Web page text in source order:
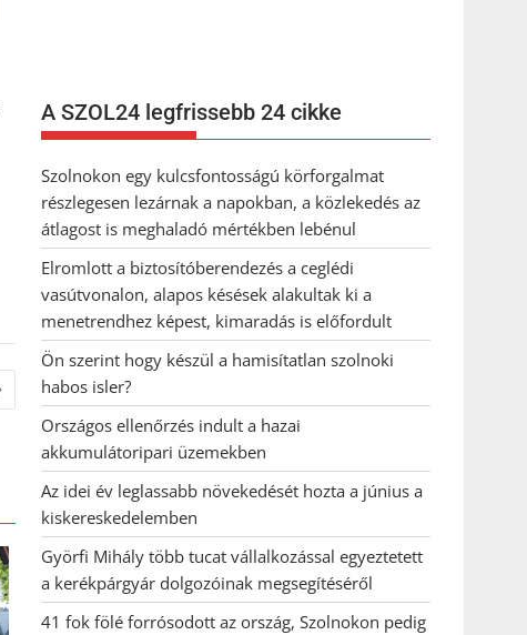
A SZOL24 legfrissebb 24 cikke
Szolnokon egy kulcsfontosságú körforgalmat
részlegesen lezárnak a napokban, a közlekedés az
átlagost is meghaladó mértékben lebénul
Elromlott a biztosítóberendezés a ceglédi
vasútvonalon, alapos késések alakultak ki a
menetrendhez képest, kimaradás is előfordult
Ön szerint hogy készül a hamisítatlan szolnoki
habos isler?
Országos ellenőrzés indult a hazai
akkumulátoripari üzemekben
Az idei év leglassabb növekedését hozta a június a
kiskereskedelemben
Györfi Mihály több tucat vállalkozással egyeztetett
a kerékpárgyár dolgozóinak megsegítéséről
41 fok fölé forrósodott az ország, Szolnokon pedig